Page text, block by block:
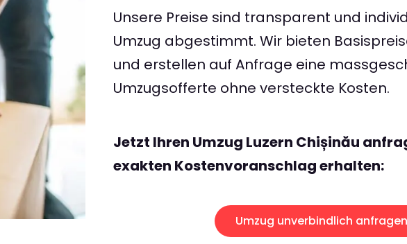
Unsere Preise sind transparent und
Umzug abgestimmt. Wir bieten
und erstellen auf Anfrage eine
Umzugsofferte ohne versteckte Kosten.
Jetzt Ihren Umzug Luzern Chișinău
exakten Kostenvoranschlag erhalten:
Umzug unverbindlich